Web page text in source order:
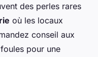
des perles rares
où les locaux
conseil aux
pour une